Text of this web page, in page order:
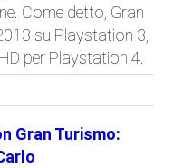
Come detto, Gran
su Playstation 3,
per Playstation 4.
Gran Turismo: